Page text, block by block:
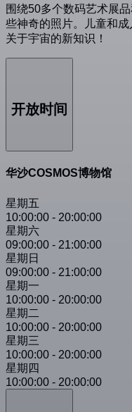
围绕50多个数码艺术展
些神奇的照片。儿童和
关于宇宙的新知识！
开放时间
华沙COSMOS博物馆
星期五
10:00:00 - 20:00:00
星期六
09:00:00 - 21:00:00
星期日
09:00:00 - 21:00:00
星期一
10:00:00 - 20:00:00
星期二
10:00:00 - 20:00:00
星期三
10:00:00 - 20:00:00
星期四
10:00:00 - 20:00:00